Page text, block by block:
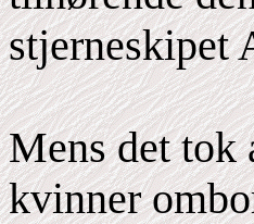
stjerneskipet
Mens det tok
kvinner